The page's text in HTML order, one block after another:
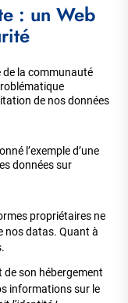
: un Web
de la communauté
de nos données
l’exemple d’une
données sur
propriétaires ne
nos datas. Quant à
de son hébergement
informations sur le